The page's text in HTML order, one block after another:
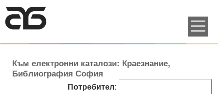
Към електронни каталози: Краезнание,
Библиография София
Потребител: